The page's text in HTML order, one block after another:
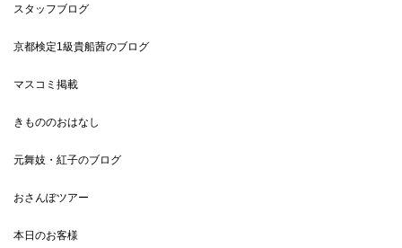
スタッフブログ
京都検定1級貴船茜のブログ
マスコミ掲載
きもののおはなし
元舞妓・紅子のブログ
おさんぽツアー
本日のお客様